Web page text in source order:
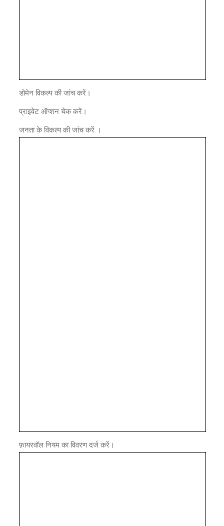
डोमेन विकल्प की जांच करें।
प्राइवेट ऑप्शन चेक करें।
जनता के विकल्प की जांच करें ।
फ़ायरवॉल नियम का विवरण दर्ज करें।